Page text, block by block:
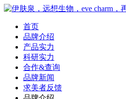
首页
品牌介绍
产品实力
科研实力
合作&查询
品牌新闻
求美者反馈